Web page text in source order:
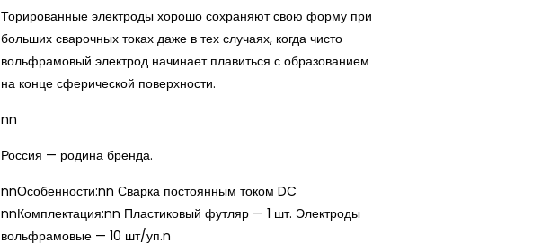
Торированные электроды хорошо сохраняют свою форму при
больших сварочных токах даже в тех случаях, когда чисто
вольфрамовый электрод начинает плавиться с образованием
на конце сферической поверхности.
nn
Россия — родина бренда.
nnОсобенности:nn Сварка постоянным током DC
nnКомплектация:nn Пластиковый футляр — 1 шт. Электроды
вольфрамовые — 10 шт/уп.n